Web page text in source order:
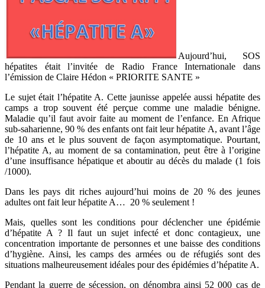
Aujourd’hui, SOS
hépatites était l’invitée de Radio France Internationale dans
l’émission de Claire Hédon « PRIORITE SANTE »
Le sujet était l’hépatite A. Cette jaunisse appelée aussi hépatite des
camps a trop souvent été perçue comme une maladie bénigne.
Maladie qu’il faut avoir faite au moment de l’enfance. En Afrique
sub-saharienne, 90 % des enfants ont fait leur hépatite A, avant l’âge
de 10 ans et le plus souvent de façon asymptomatique. Pourtant,
l’hépatite A, au moment de sa contamination, peut être à l’origine
d’une insuffisance hépatique et aboutir au décès du malade (1 fois
/1000).
Dans les pays dit riches aujourd’hui moins de 20 % des jeunes
adultes ont fait leur hépatite A… 20 % seulement !
Mais, quelles sont les conditions pour déclencher une épidémie
d’hépatite A ? Il faut un sujet infecté et donc contagieux, une
concentration importante de personnes et une baisse des conditions
d’hygiène. Ainsi, les camps des armées ou de réfugiés sont des
situations malheureusement idéales pour des épidémies d’hépatite A.
Pendant la guerre de sécession, on dénombra ainsi 52 000 cas de